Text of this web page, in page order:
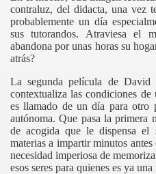
contraluz, del didacta, una vez
probablemente un día
sus tutorandos. Atraviesa el
abandona por unas horas su
atrás?
La segunda película de
contextualiza las condiciones
es llamado de un día para otro
autónoma. Que pasa la primera
de acogida que le dispensa
materias a impartir minutos
necesidad imperiosa de
esos seres para quienes es ya